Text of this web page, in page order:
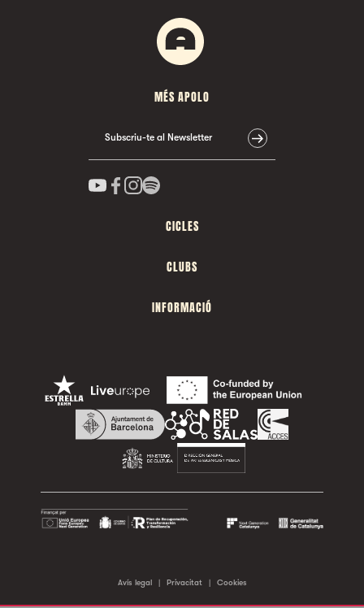
MÉS APOLO
Subscriu-te al Newsletter
CICLES
CLUBS
INFORMACIÓ
Avís legal | Privacitat | Cookies